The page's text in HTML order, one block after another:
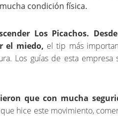
condición física.
Los Picachos.
el miedo, el tip más
Los guías de esta empresa
que con mucha
hice este movimiento,